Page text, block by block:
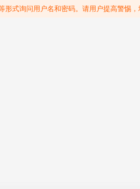
式询问用户名和密码。请用户提高警惕，